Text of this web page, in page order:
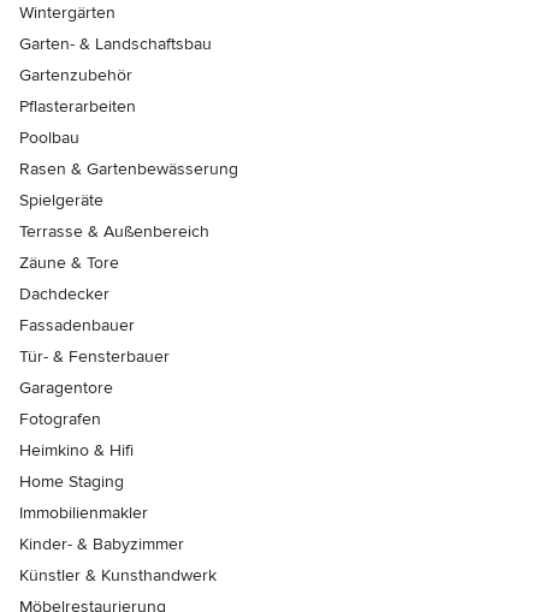
Wintergärten
Garten- & Landschaftsbau
Gartenzubehör
Pflasterarbeiten
Poolbau
Rasen & Gartenbewässerung
Spielgeräte
Terrasse & Außenbereich
Zäune & Tore
Dachdecker
Fassadenbauer
Tür- & Fensterbauer
Garagentore
Fotografen
Heimkino & Hifi
Home Staging
Immobilienmakler
Kinder- & Babyzimmer
Künstler & Kunsthandwerk
Möbelrestaurierung